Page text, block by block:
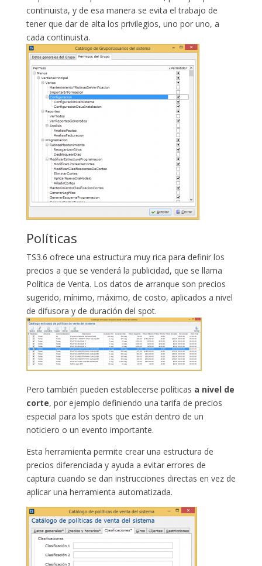
continuista, y de esa manera se evita el trabajo de
tener que dar de alta los privilegios, uno por uno, a
cada continuista.
Políticas
TS3.6 ofrece una estructura muy rica para definir los
precios a que se venderá la publicidad, que se llama
Política de Venta. Los datos de arranque son precios
sugerido, mínimo, máximo, de costo, aplicados a nivel
de difusora y de duración del spot.
Pero también pueden establecerse políticas a nivel de
corte, por ejemplo definiendo una tarifa de precios
especial para los spots que están dentro de un
noticiero o un evento importante.
Esta herramienta permite crear una estructura de
precios diferenciada y ayuda a evitar errores de
captura cuando se dan instrucciones directas en vez de
aplicar una herramienta automatizada.